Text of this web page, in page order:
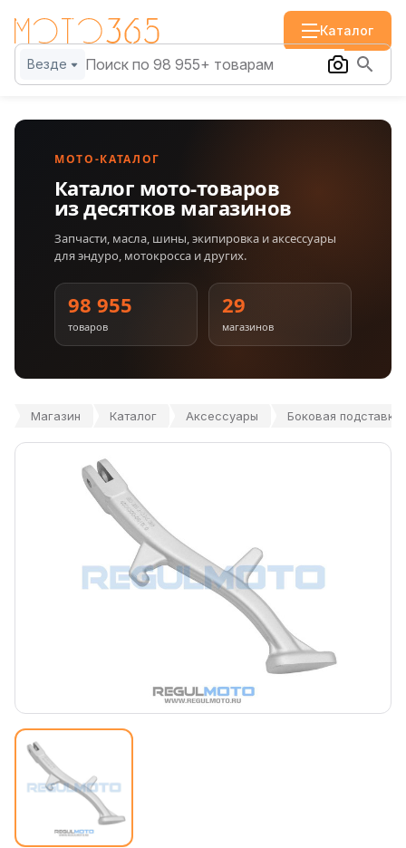
Каталог
Везде
МОТО-КАТАЛОГ
Каталог мото-товаров
из десятков магазинов
Запчасти, масла, шины, экипировка и аксессуары
для эндуро, мотокросса и других.
98 955
товаров
29
магазинов
Магазин Каталог Аксессуары Боковая